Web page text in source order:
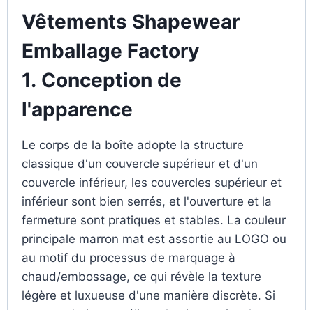
Vêtements Shapewear
Emballage Factory
1. Conception de
l'apparence
Le corps de la boîte adopte la structure
classique d'un couvercle supérieur et d'un
couvercle inférieur, les couvercles supérieur et
inférieur sont bien serrés, et l'ouverture et la
fermeture sont pratiques et stables. La couleur
principale marron mat est assortie au LOGO ou
au motif du processus de marquage à
chaud/embossage, ce qui révèle la texture
légère et luxueuse d'une manière discrète. Si